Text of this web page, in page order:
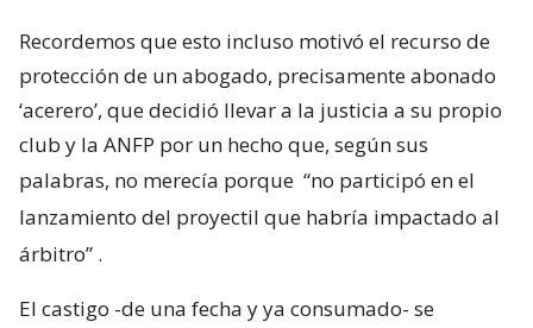
Recordemos que esto incluso motivó el recurso de
protección de un abogado, precisamente abonado
‘acerero’, que decidió llevar a la justicia a su propio
club y la ANFP por un hecho que, según sus
palabras, no merecía porque “no participó en el
lanzamiento del proyectil que habría impactado al
árbitro” .
El castigo -de una fecha y ya consumado- se